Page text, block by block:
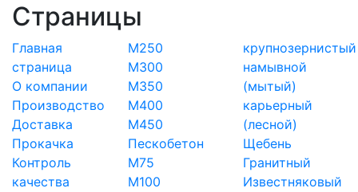
Страницы
Главная
страница
О компании
Производство
Доставка
Прокачка
Контроль
качества
М250
М300
М350
М400
М450
Пескобетон
М75
М100
крупнозернистый
намывной
(мытый)
карьерный
(лесной)
Щебень
Гранитный
Известняковый